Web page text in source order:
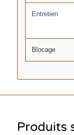
Entretien
Blocage
Produits